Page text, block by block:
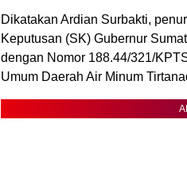
Dikatakan Ardian Surbakti,
Keputusan (SK) Gubernur
dengan Nomor 188.44/321/
Umum Daerah Air Minum